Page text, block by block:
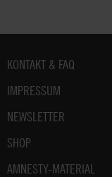
Fußbereich
KONTAKT & FAQ
IMPRESSUM
NEWSLETTER
SHOP
AMNESTY-MATERIAL